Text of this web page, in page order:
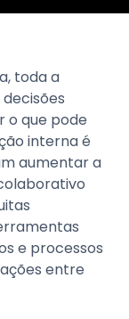
toda a
o que pode
interna é
aumentar a
e processos
entre